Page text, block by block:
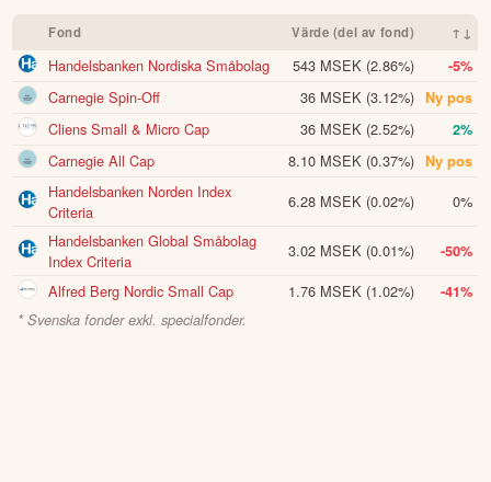
Fond Värde (del av fond) ↑↓
Handelsbanken Nordiska Småbolag 543 MSEK (2.86%) -5%
Carnegie Spin-Off 36 MSEK (3.12%) Ny pos
Cliens Small & Micro Cap 36 MSEK (2.52%) 2%
Carnegie All Cap 8.10 MSEK (0.37%) Ny pos
Handelsbanken Norden Index
Criteria
6.28 MSEK (0.02%)
0%
Handelsbanken Global Småbolag
Index Criteria
3.02 MSEK (0.01%) -50%
Alfred Berg Nordic Small Cap 1.76 MSEK (1.02%)
-41%
* Svenska fonder exkl. specialfonder.